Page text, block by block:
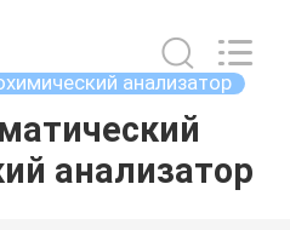
анализатор
анализатор